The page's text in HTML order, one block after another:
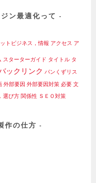
ン最適化って
ットビジネス，情報 アクセス ア
スターターガイド タイトル タ
ックリンク パンくずリス
外部要因 外部要因対策 必要 文
選び方 関係性 ＳＥＯ対策
作の仕方